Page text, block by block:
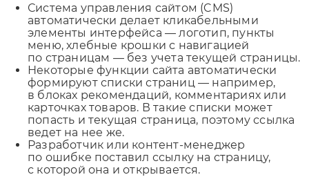
Система управления сайтом (CMS)
автоматически делает кликабельными
элементы интерфейса — логотип, пункты
меню, хлебные крошки с навигацией
по страницам — без учета текущей страницы.
Некоторые функции сайта автоматически
формируют списки страниц — например,
в блоках рекомендаций, комментариях или
карточках товаров. В такие списки может
попасть и текущая страница, поэтому ссылка
ведет на нее же.
Разработчик или контент-менеджер
по ошибке поставил ссылку на страницу,
с которой она и открывается.